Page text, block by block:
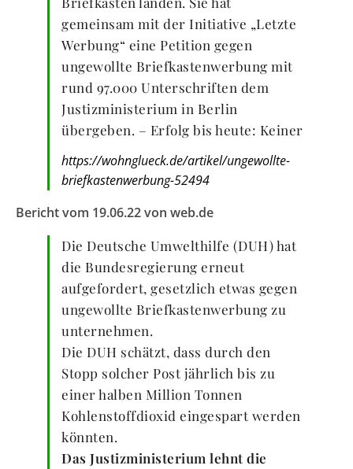
gemeinsam mit der Initiative „Letzte
Werbung“ eine Petition gegen
ungewollte Briefkastenwerbung mit
rund 97.000 Unterschriften dem
Justizministerium in Berlin
übergeben. – Erfolg bis heute: Keiner
https://wohnglueck.de/artikel/ungewollte-
briefkastenwerbung-52494
Bericht vom 19.06.22 von web.de
Die Deutsche Umwelthilfe (DUH) hat
die Bundesregierung erneut
aufgefordert, gesetzlich etwas gegen
ungewollte Briefkastenwerbung zu
unternehmen.
Die DUH schätzt, dass durch den
Stopp solcher Post jährlich bis zu
einer halben Million Tonnen
Kohlenstoffdioxid eingespart werden
könnten.
Das Justizministerium lehnt die